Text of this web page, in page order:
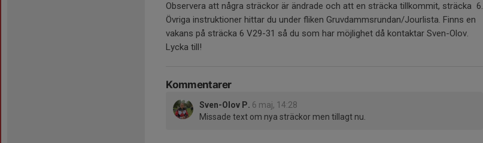
Observera att några sträckor är ändrade och att en sträcka tillkommit, sträcka 6.
Övriga instruktioner hittar du under fliken Gruvdammsrundan/Jourlista. Finns en
vakans på sträcka 6 V29-31 så du som har möjlighet då kontaktar Sven-Olov.
Lycka till!
Kommentarer
Sven-Olov P. 6 maj, 14:28
Missade text om nya sträckor men tillagt nu.